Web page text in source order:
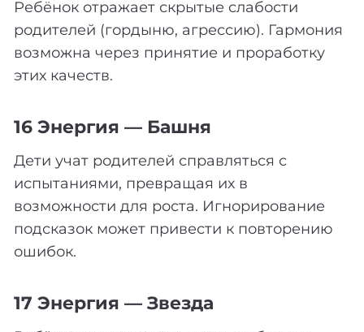
Ребёнок отражает скрытые слабости
родителей (гордыню, агрессию). Гармония
возможна через принятие и проработку
этих качеств.
16 Энергия — Башня
Дети учат родителей справляться с
испытаниями, превращая их в
возможности для роста. Игнорирование
подсказок может привести к повторению
ошибок.
17 Энергия — Звезда